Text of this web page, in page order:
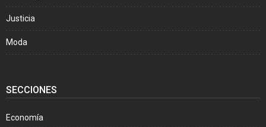
Justicia
Moda
SECCIONES
Economía